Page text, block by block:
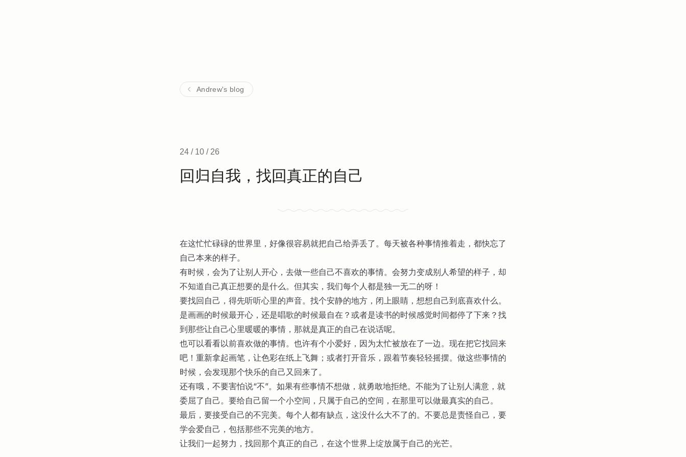
Andrew's blog
24 / 10 / 26
回归自我，找回真正的自己
在这忙忙碌碌的世界里，好像很容易就把自己给弄丢了。每天被各种事情推着走，都快忘了
自己本来的样子。
有时候，会为了让别人开心，去做一些自己不喜欢的事情。会努力变成别人希望的样子，却
不知道自己真正想要的是什么。但其实，我们每个人都是独一无二的呀！
要找回自己，得先听听心里的声音。找个安静的地方，闭上眼睛，想想自己到底喜欢什么。
是画画的时候最开心，还是唱歌的时候最自在？或者是读书的时候感觉时间都停了下来？找
到那些让自己心里暖暖的事情，那就是真正的自己在说话呢。
也可以看看以前喜欢做的事情。也许有个小爱好，因为太忙被放在了一边。现在把它找回来
吧！重新拿起画笔，让色彩在纸上飞舞；或者打开音乐，跟着节奏轻轻摇摆。做这些事情的
时候，会发现那个快乐的自己又回来了。
还有哦，不要害怕说“不”。如果有些事情不想做，就勇敢地拒绝。不能为了让别人满意，就
委屈了自己。要给自己留一个小空间，只属于自己的空间，在那里可以做最真实的自己。
最后，要接受自己的不完美。每个人都有缺点，这没什么大不了的。不要总是责怪自己，要
学会爱自己，包括那些不完美的地方。
让我们一起努力，找回那个真正的自己，在这个世界上绽放属于自己的光芒。